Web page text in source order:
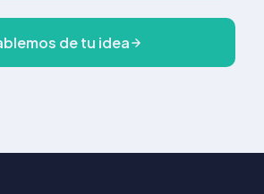
de tu idea